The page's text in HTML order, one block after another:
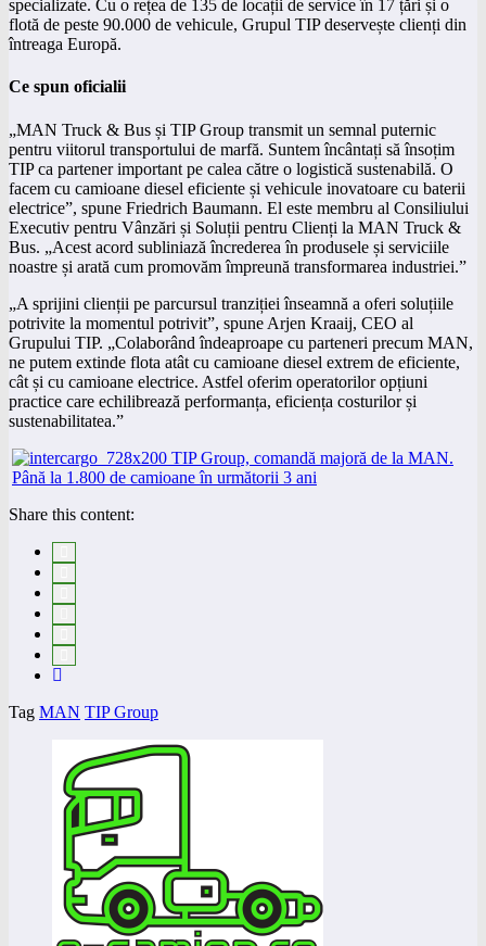
specializate. Cu o rețea de 135 de locații de service în 17 țări și o
flotă de peste 90.000 de vehicule, Grupul TIP deservește clienți din
întreaga Europă.
Ce spun oficialii
„MAN Truck & Bus și TIP Group transmit un semnal puternic
pentru viitorul transportului de marfă. Suntem încântați să însoțim
TIP ca partener important pe calea către o logistică sustenabilă. O
facem cu camioane diesel eficiente și vehicule inovatoare cu baterii
electrice”, spune Friedrich Baumann. El este membru al Consiliului
Executiv pentru Vânzări și Soluții pentru Clienți la MAN Truck &
Bus. „Acest acord subliniază încrederea în produsele și serviciile
noastre și arată cum promovăm împreună transformarea industriei.”
„A sprijini clienții pe parcursul tranziției înseamnă a oferi soluțiile
potrivite la momentul potrivit”, spune Arjen Kraaij, CEO al
Grupului TIP. „Colaborând îndeaproape cu parteneri precum MAN,
ne putem extinde flota atât cu camioane diesel extrem de eficiente,
cât și cu camioane electrice. Astfel oferim operatorilor opțiuni
practice care echilibrează performanța, eficiența costurilor și
sustenabilitatea.”
Share this content:
Tag MAN TIP Group